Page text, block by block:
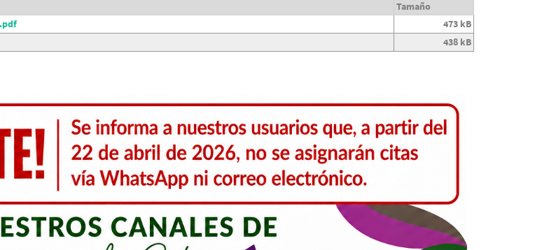
Tamaño
473 kB
438 kB